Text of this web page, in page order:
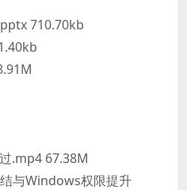
710.70kb
.mp4 67.38M
与Windows权限提升